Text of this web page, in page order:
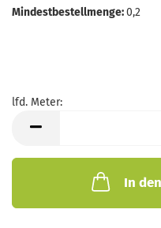
Mindestbestellmenge:0,2
lfd. Meter:
Meter
In